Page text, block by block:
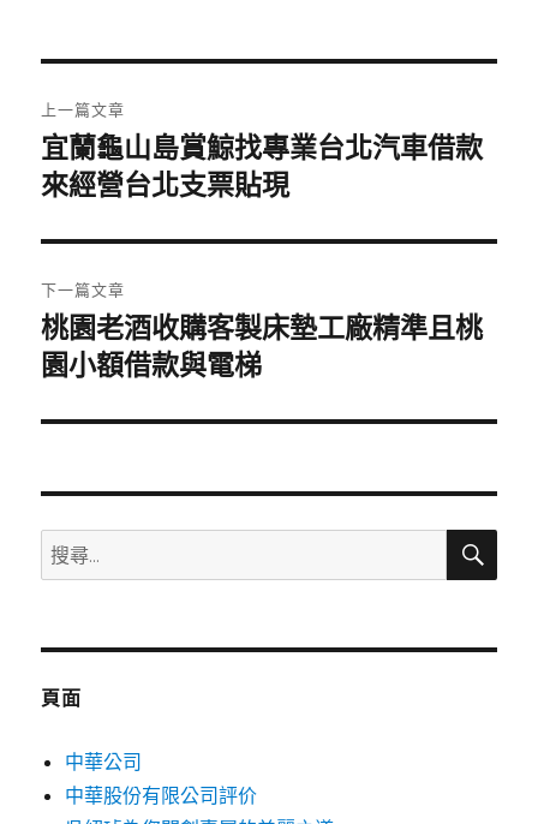
章
導
覽
上一篇文章
上
一
文
章:
宜蘭龜山島賞鯨找專業台北汽車借款
來經營台北支票貼現
下一篇文章
下
一
文
桃園老酒收購客製床墊工廠精準且桃
園小額借款與電梯
搜
尋
鍵
搜
頁面
中華公司
中華股份有限公司評价